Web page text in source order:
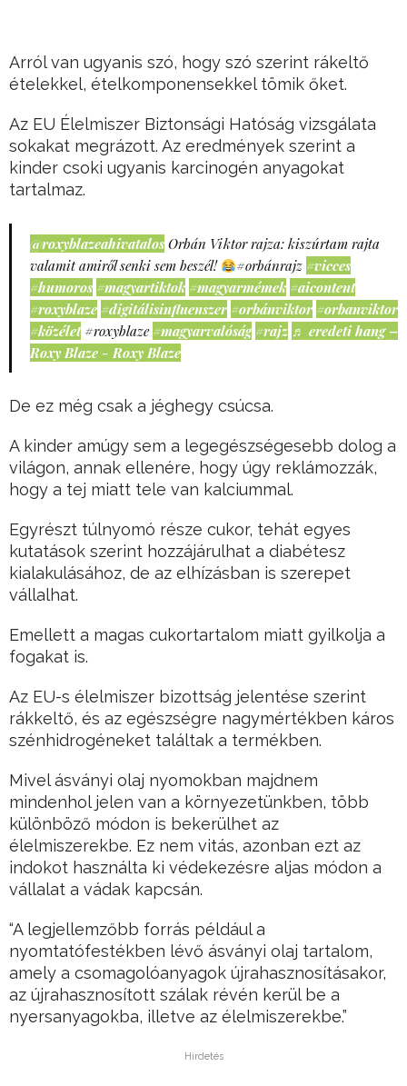
Arról van ugyanis szó, hogy szó szerint rákeltő
ételekkel, ételkomponensekkel tömik őket.
Az EU Élelmiszer Biztonsági Hatóság vizsgálata
sokakat megrázott. Az eredmények szerint a
kinder csoki ugyanis karcinogén anyagokat
tartalmaz.
@roxyblazeahivatalos Orbán Viktor rajza: kiszúrtam rajta
valamit amiről senki sem beszél!
#orbánrajz #vicces
#humoros #magyartiktok #magyarmémek #aicontent
#roxyblaze #digitálisinfluenszer #orbánviktor #orbanviktor
#közélet #roxyblaze #magyarvalóság #rajz ♬ eredeti hang –
Roxy Blaze - Roxy Blaze
De ez még csak a jéghegy csúcsa.
A kinder amúgy sem a legegészségesebb dolog a
világon, annak ellenére, hogy úgy reklámozzák,
hogy a tej miatt tele van kalciummal.
Egyrészt túlnyomó része cukor, tehát egyes
kutatások szerint hozzájárulhat a diabétesz
kialakulásához, de az elhízásban is szerepet
vállalhat.
Emellett a magas cukortartalom miatt gyilkolja a
fogakat is.
Az EU-s élelmiszer bizottság jelentése szerint
rákkeltő, és az egészségre nagymértékben káros
szénhidrogéneket találtak a termékben.
Mivel ásványi olaj nyomokban majdnem
mindenhol jelen van a környezetünkben, több
különböző módon is bekerülhet az
élelmiszerekbe. Ez nem vitás, azonban ezt az
indokot használta ki védekezésre aljas módon a
vállalat a vádak kapcsán.
“A legjellemzőbb forrás például a
nyomtatófestékben lévő ásványi olaj tartalom,
amely a csomagolóanyagok újrahasznosításakor,
az újrahasznosított szálak révén kerül be a
nyersanyagokba, illetve az élelmiszerekbe.”
Hirdetés